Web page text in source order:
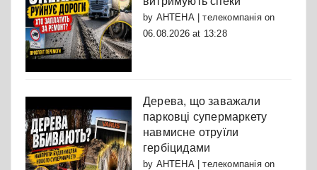
by АНТЕНА | телекомпаніяon
06.08.2026 at 13:28
Дерева, що заважали
парковці супермаркету
навмисне отруїли
гербіцидами
by АНТЕНА | телекомпаніяon